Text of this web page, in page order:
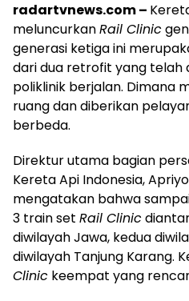
radartvnews.com –
meluncurkanRail Clinic
generasi ketiga ini
dari dua retrofit yang telah
poliklinik berjalan. Dimana
ruang dan diberikan
berbeda.
Direktur utama bagian
Kereta Api Indonesia,
mengatakan bahwa
3 train set Rail Clinic
diwilayah Jawa, kedua
diwilayah Tanjung Karang.
Clinic keempat yang